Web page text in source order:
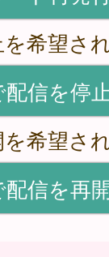
希望さ
信を停
希望さ
信を再